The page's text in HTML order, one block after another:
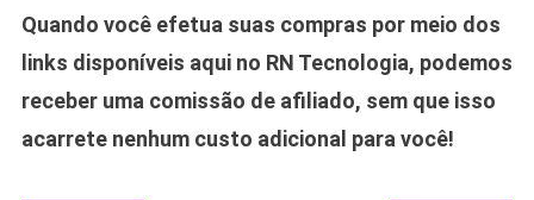
Quando você efetua suas compras por meio dos
links disponíveis aqui no RN Tecnologia, podemos
receber uma comissão de afiliado, sem que isso
acarrete nenhum custo adicional para você!